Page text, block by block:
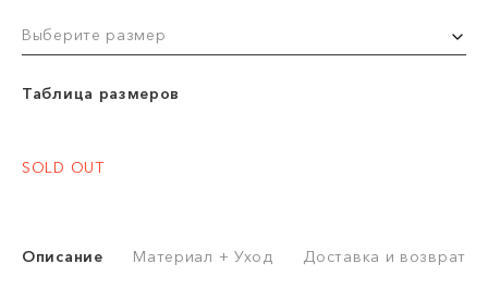
Выберите размер
Таблица размеров
SOLD OUT
Описание Материал + Уход Доставка и возврат